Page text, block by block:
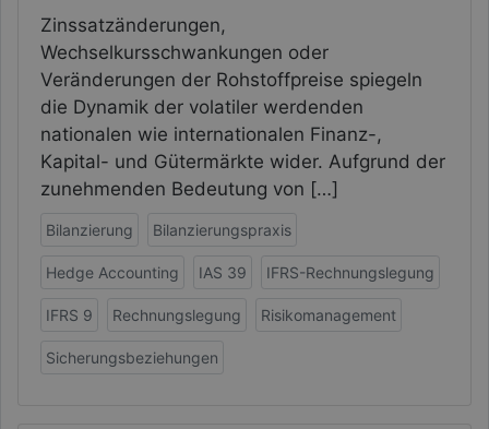
Zinssatzänderungen,
Wechselkursschwankungen oder
Veränderungen der Rohstoffpreise spiegeln
die Dynamik der volatiler werdenden
nationalen wie internationalen Finanz-,
Kapital- und Gütermärkte wider. Aufgrund der
zunehmenden Bedeutung von […]
Bilanzierung Bilanzierungspraxis
Hedge Accounting IAS 39 IFRS-Rechnungslegung
IFRS 9 Rechnungslegung Risikomanagement
Sicherungsbeziehungen